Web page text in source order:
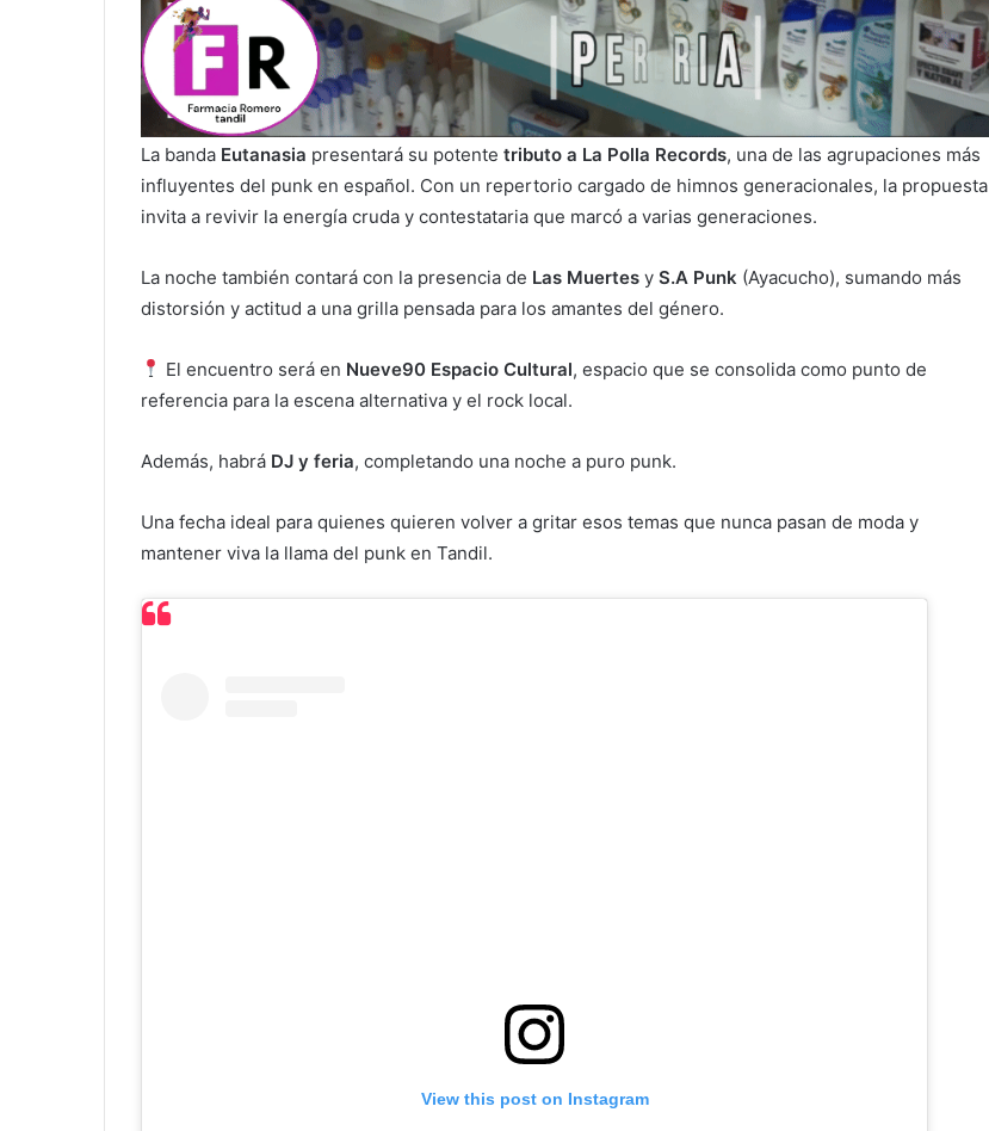
La banda Eutanasia presentará su potente tributo a La Polla Records, una de las agrupaciones más
influyentes del punk en español. Con un repertorio cargado de himnos generacionales, la propuesta
invita a revivir la energía cruda y contestataria que marcó a varias generaciones.
La noche también contará con la presencia de Las Muertes y S.A Punk (Ayacucho), sumando más
distorsión y actitud a una grilla pensada para los amantes del género.
El encuentro será en Nueve90 Espacio Cultural, espacio que se consolida como punto de
referencia para la escena alternativa y el rock local.
Además, habrá DJ y feria, completando una noche a puro punk.
Una fecha ideal para quienes quieren volver a gritar esos temas que nunca pasan de moda y
mantener viva la llama del punk en Tandil.
View this post on Instagram